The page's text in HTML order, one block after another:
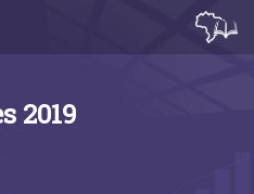
de títulos -
2019